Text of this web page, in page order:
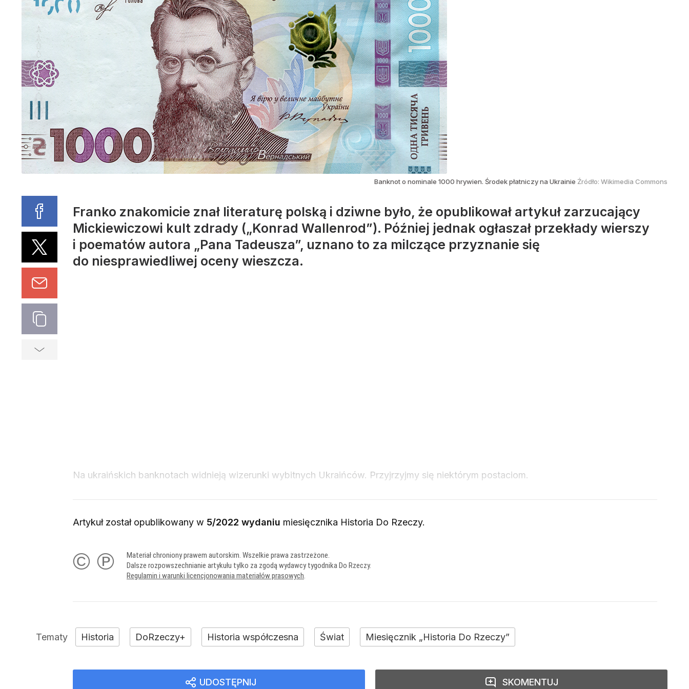
Banknot o nominale 1000 hrywien. Środek płatniczy na Ukrainie Źródło: Wikimedia Commons
Franko znakomicie znał literaturę polską i dziwne było, że opublikował artykuł zarzucający
Mickiewiczowi kult zdrady („Konrad Wallenrod”). Później jednak ogłaszał przekłady wierszy
i poematów autora „Pana Tadeusza”, uznano to za milczące przyznanie się
do niesprawiedliwej oceny wieszcza.
Na ukraińskich banknotach widnieją wizerunki wybitnych Ukraińców. Przyjrzyjmy się niektórym postaciom.
Artykuł został opublikowany w 5/2022 wydaniu miesięcznika Historia Do Rzeczy.
© ℗
Materiał chroniony prawem autorskim. Wszelkie prawa zastrzeżone.
Dalsze rozpowszechnianie artykułu tylko za zgodą wydawcy tygodnika Do Rzeczy.
Regulamin i warunki licencjonowania materiałów prasowych.
Historia DoRzeczy+ Historia współczesna Świat Miesięcznik „Historia Do Rzeczy”
UDOSTĘPNIJ SKOMENTUJ